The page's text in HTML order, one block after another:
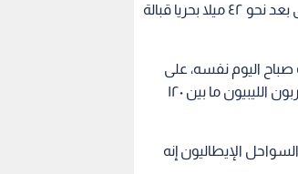
فبعد ظهر الأحد، وجد طاقم سفينة إنقاذ استأجرتها منظمة أطباء بلا حدود، أربع جثث على بعد نحو ٤٢ ميلا بحريا قبالة
صباح اليوم نفسه، على
بعد ١٤ ميلا بحريا قبالة ليبيا، زورقا فارغا يشبه تماما كل الزوارق التي عادة ما ينقل فيها المهربون الليبيون ما بين ١٢٠
الإيطاليون إنه